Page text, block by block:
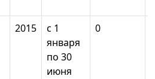
2015
с 1
января
по 30
июня
0